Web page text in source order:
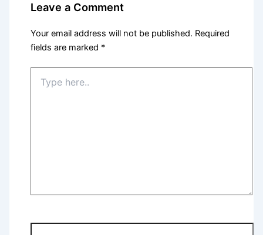
Leave a Comment
Your email address will not be published. Required
fields are marked *
here..